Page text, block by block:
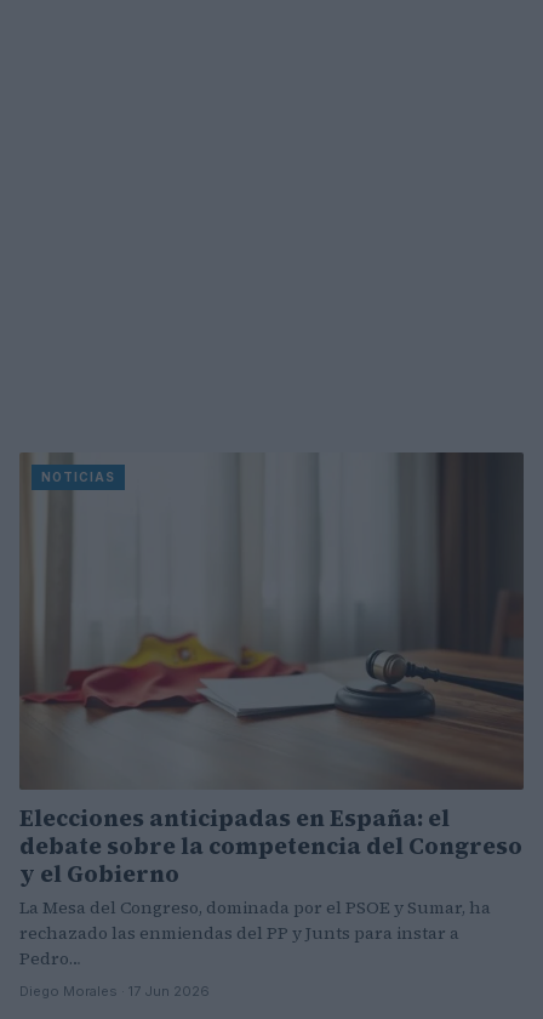
NOTICIAS
Elecciones anticipadas en España: el
debate sobre la competencia del Congreso
y el Gobierno
La Mesa del Congreso, dominada por el PSOE y Sumar, ha
rechazado las enmiendas del PP y Junts para instar a
Pedro…
Diego Morales · 17 Jun 2026